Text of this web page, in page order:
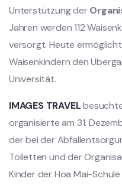
Unterstützung der
Jahren werden 112
versorgt. Heute
Waisenkindern den
Universität.
IMAGES TRAVEL
organisierte am 31.
der bei der
Toiletten und der
Kinder der Hoa Mai-Schule